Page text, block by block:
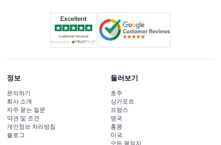
정보
문의하기
회사 소개
자주 묻는 질문
약관 및 조건
개인정보 처리방침
블로그
둘러보기
호주
싱가포르
프랑스
영국
홍콩
미국
모든 목적지